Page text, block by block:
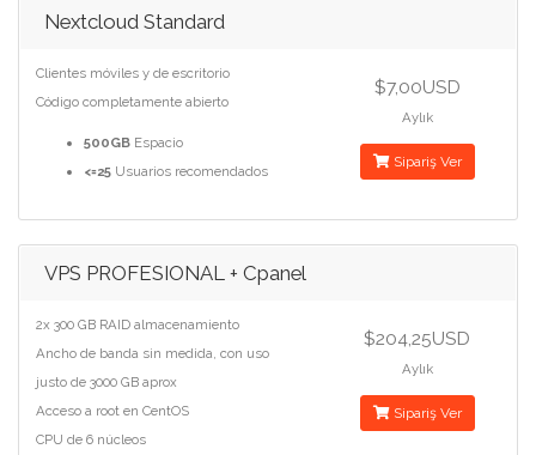
Nextcloud Standard
Clientes móviles y de escritorio
Código completamente abierto
500GB Espacio
<=25 Usuarios recomendados
$7,00USD
Aylık
Sipariş Ver
VPS PROFESIONAL + Cpanel
2x 300 GB RAID almacenamiento
Ancho de banda sin medida, con uso
justo de 3000 GB aprox
Acceso a root en CentOS
CPU de 6 núcleos
$204,25USD
Aylık
Sipariş Ver